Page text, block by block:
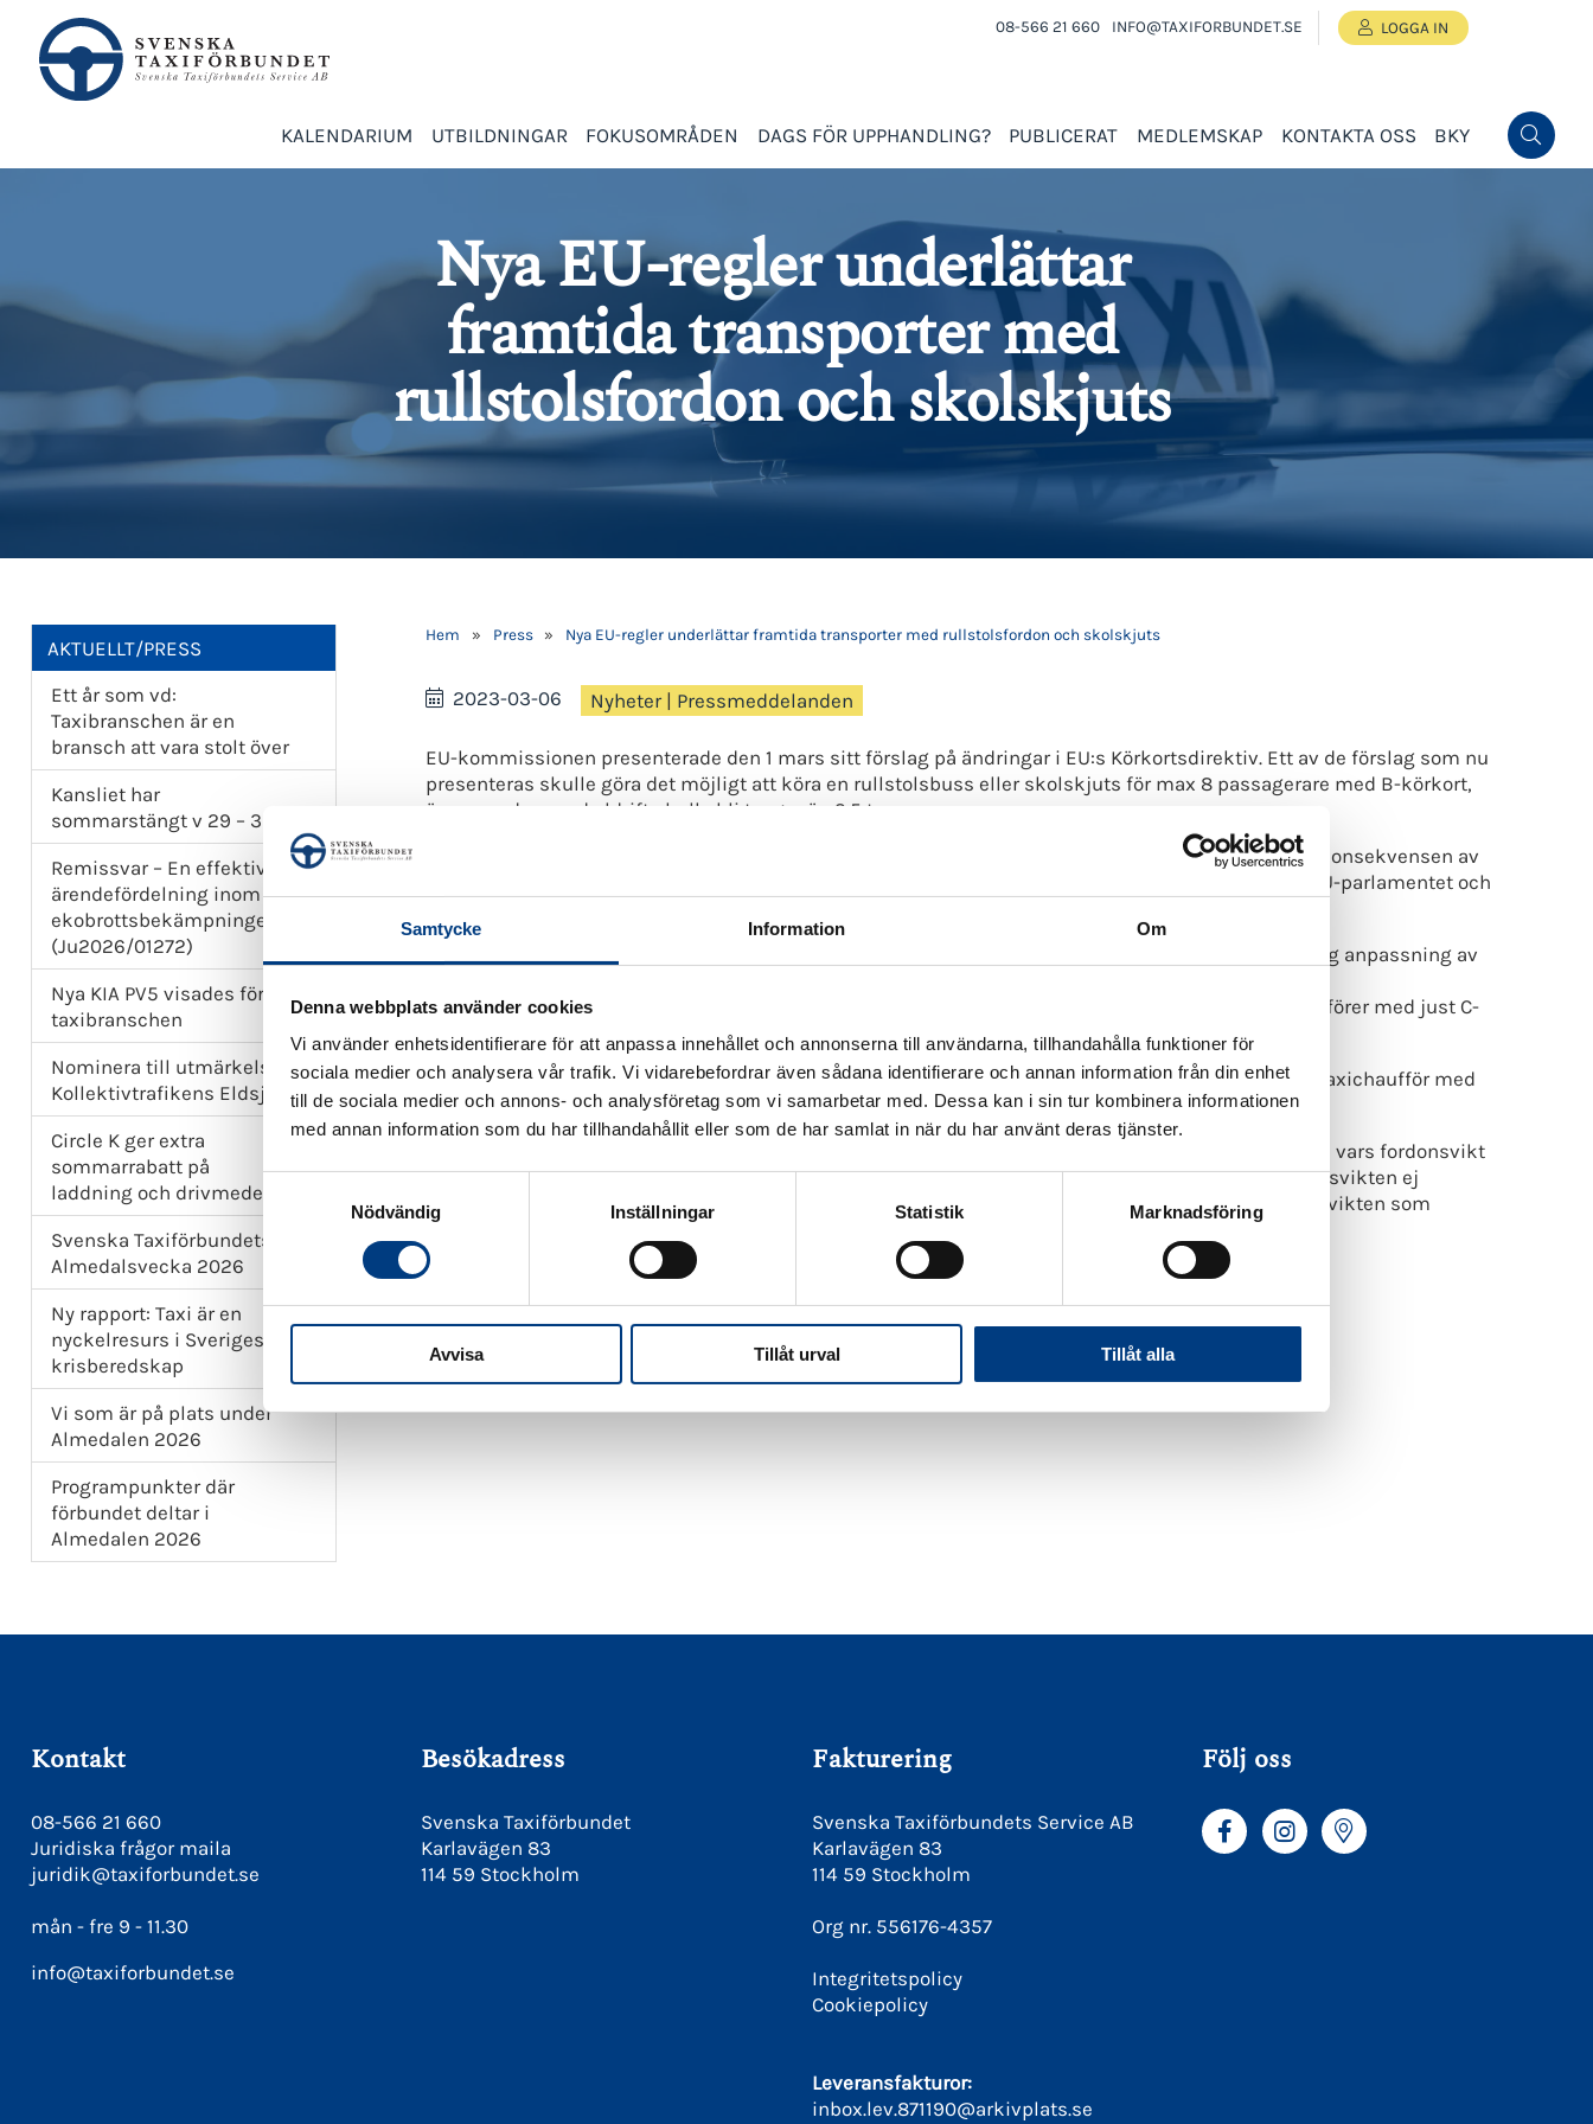
Samtycke Information Om
Denna webbplats använder cookies
Vi använder enhetsidentifierare för att anpassa innehållet och annonserna till användarna, tillhandahålla funktioner för
sociala medier och analysera vår trafik. Vi vidarebefordrar även sådana identifierare och annan information från din enhet
till de sociala medier och annons- och analysföretag som vi samarbetar med. Dessa kan i sin tur kombinera informationen
med annan information som du har tillhandahållit eller som de har samlat in när du har använt deras tjänster.
a
m
e
s
a
Nödvändig Inställningar Statistik Marknadsföring
Avvisa Tillåt urval Tillåt alla
08-566 21 660 INFO@TAXIFORBUNDET.SE LOGGA IN
KALENDARIUM UTBILDNINGAR FOKUSOMRÅDEN DAGS FÖR UPPHANDLING? PUBLICERAT MEDLEMSKAP KONTAKTA OSS BKY
Nya EU-regler underlättar
framtida transporter med
rullstolsfordon och skolskjuts
AKTUELLT/PRESS
Ett år som vd:
Taxibranschen är en
bransch att vara stolt över
Kansliet har
sommarstängt v 29 – 32
Remissvar – En effektivare
ärendefördelning inom
ekobrottsbekämpningen
(Ju2026/01272)
Nya KIA PV5 visades för
taxibranschen
Nominera till utmärkelsen
Kollektivtrafikens Eldsjäl
Circle K ger extra
sommarrabatt på
laddning och drivmedel
Svenska Taxiförbundets
Almedalsvecka 2026
Ny rapport: Taxi är en
nyckelresurs i Sveriges
krisberedskap
Vi som är på plats under
Almedalen 2026
Programpunkter där
förbundet deltar i
Almedalen 2026
Hem » Press » Nya EU-regler underlättar framtida transporter med rullstolsfordon och skolskjuts
2023-03-06 Nyheter| Pressmeddelanden
EU-kommissionen presenterade den 1 mars sitt förslag på ändringar i EU:s Körkortsdirektiv. Ett av de förslag som nu
presenteras skulle göra det möjligt att köra en rullstolsbuss eller skolskjuts för max 8 passagerare med B-körkort,
även om den med eldrift skulle bli tyngre än 3.5 ton.
Svenska Taxiförbundet har tidigare uppmärksammat såväl Regeringen och EU-kommissionen på konsekvensen av
att eldrivna specialfordon skulle kräva C-körkort. EU-kommissionens förslag ska nu behandlas i EU-parlamentet och
Det här är en verklig framgång för vårt påverkansarbete i syfte att få till en för branschen viktig anpassning av
Många samhällsviktiga transporter riskeras om inte reglerna ändras, då det saknas taxichaufförer med just C-
körkort, säger Lennart Kalderén, ordförande Svenska Taxiförbundet.
Under nuvarande regler kan en rullstolsbuss eller skolskjuts med max 8 passagerare köras av en taxichaufför med
B-körkort om den väger under 3.5 ton. Väger fordonet över 3.5 ton krävs idag ett C-körkort.
Enligt EU-kommissionens förslag ska det vara möjligt för medlemsstaterna att tillåta att ett fordon vars fordonsvikt
överstiger 3.5 ton ska kunna framföras med B-behörighet, under förutsättning att den totala fordonsvikten ej
överstiger 4.25 ton, att fordonet drivs med alternativa drivmedel, som el, och att den del av fordonsvikten som
överstiger 3.5 ton är direkt hänförligt till bränslecellerna som t.ex. el-batterier.
PÅ
Kontakt
08-566 21 660
Juridiska frågor maila
juridik@taxiforbundet.se
mån - fre 9 - 11.30
info@taxiforbundet.se
Besökadress
Svenska Taxiförbundet
Karlavägen 83
114 59 Stockholm
Fakturering
Svenska Taxiförbundets Service AB
Karlavägen 83
114 59 Stockholm
Org nr. 556176-4357
Integritetspolicy
Cookiepolicy
Leveransfakturor:
inbox.lev.871190@arkivplats.se
Följ oss